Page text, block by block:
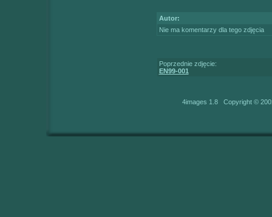
Autor:
Nie ma komentarzy dla tego zdjęcia
Poprzednie zdjęcie:
EN99-001
4images 1.8 Copyright ©